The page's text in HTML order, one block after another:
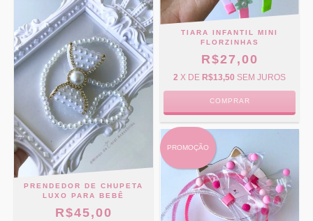
PRENDEDOR DE CHUPETA
LUXO PARA BEBÊ
R$45,00
TIARA INFANTIL MINI
FLORZINHAS
R$27,00
2 X DE R$13,50 SEM JUROS
COMPRAR
PROMOÇÃO